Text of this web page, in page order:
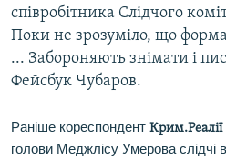
Усі сайти RFE/RL
співробітника Слідчого
Поки не зрозуміло, що
... Забороняють знімати і
Фейсбук Чубаров.
Раніше кореспондент Крим.Реалії
голови Меджлісу Умерова слідчі